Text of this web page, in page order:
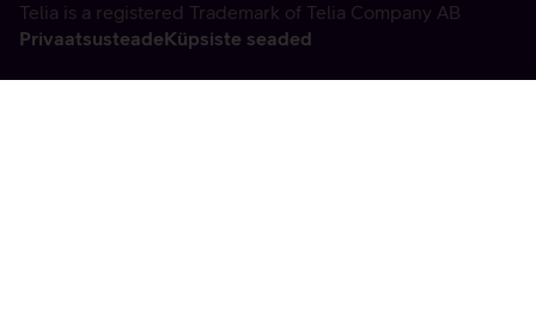
Telia is a registered Trademark of Telia Company AB
PrivaatsusteadeKüpsiste seaded